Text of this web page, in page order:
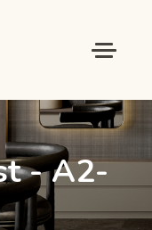
- A2-